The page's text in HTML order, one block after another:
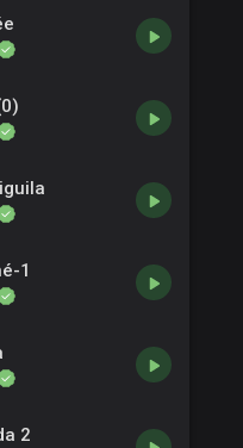
1
2